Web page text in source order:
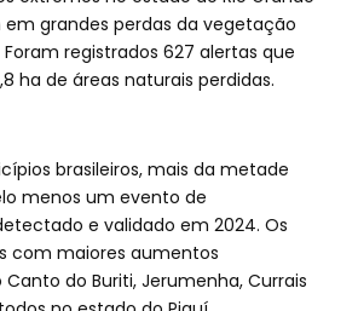
em grandes perdas da vegetação
registrados 627 alertas que
ha de áreas naturais perdidas.
brasileiros, mais da metade
menos um evento de
e validado em 2024. Os
com maiores aumentos
do Buriti, Jerumenha, Currais